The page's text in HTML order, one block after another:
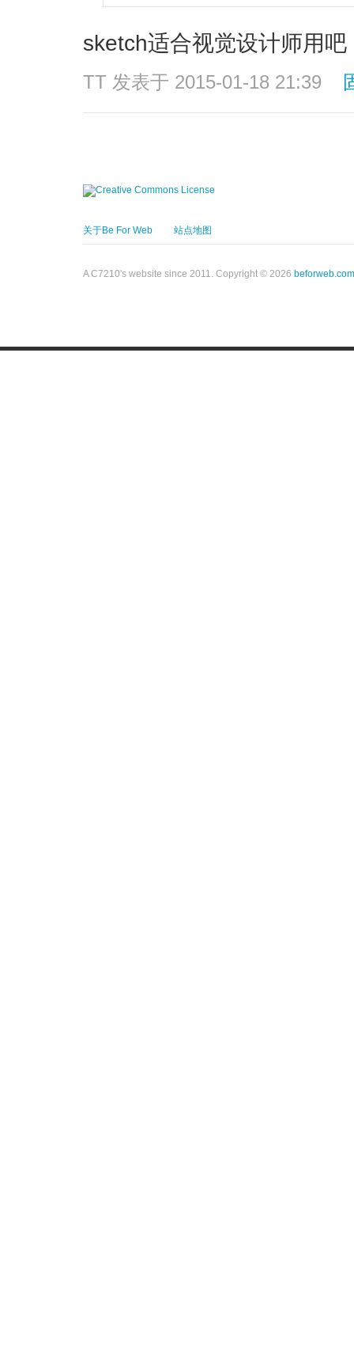
sketch适合视觉设计师用
TT 发表于 2015-01-18 21:39
关于Be For Web 站点地图
A C7210's website since 2011. Copyright © 2026 beforweb.com